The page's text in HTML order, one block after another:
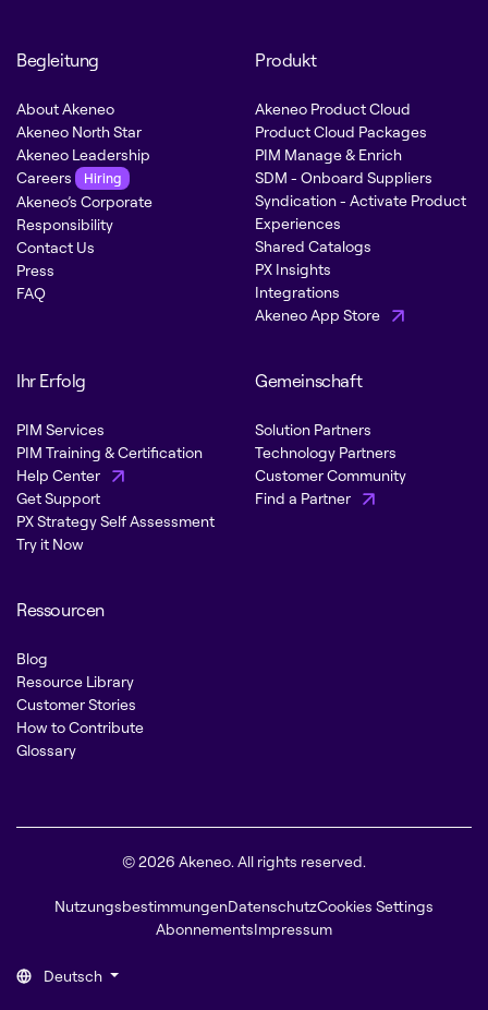
Begleitung
About Akeneo
Akeneo North Star
Akeneo Leadership
Careers
Hiring
Akeneo’s Corporate
Responsibility
Contact Us
Press
FAQ
Produkt
Akeneo Product Cloud
Product Cloud Packages
PIM Manage & Enrich
SDM - Onboard Suppliers
Syndication - Activate Product
Experiences
Shared Catalogs
PX Insights
Integrations
Akeneo App Store
Ihr Erfolg
PIM Services
PIM Training & Certification
Help Center
Get Support
PX Strategy Self Assessment
Try it Now
Gemeinschaft
Solution Partners
Technology Partners
Customer Community
Find a Partner
Ressourcen
Blog
Resource Library
Customer Stories
How to Contribute
Glossary
© 2026 Akeneo. All rights reserved.
NutzungsbestimmungenDatenschutzCookies Settings
AbonnementsImpressum
Deutsch